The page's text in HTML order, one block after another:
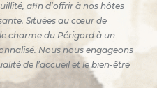
afin d’offrir à nos hôtes
Situées au cœur de
charme du Périgord à un
Nous nous engageons
de l’accueil et le bien-être